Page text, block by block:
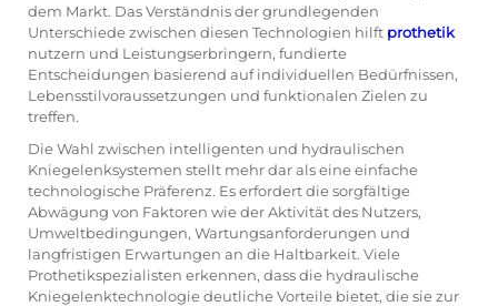
dem Markt. Das Verständnis der grundlegenden
Unterschiede zwischen diesen Technologien hilft prothetik
nutzern und Leistungserbringern, fundierte
Entscheidungen basierend auf individuellen Bedürfnissen,
Lebensstilvoraussetzungen und funktionalen Zielen zu
treffen.
Die Wahl zwischen intelligenten und hydraulischen
Kniegelenksystemen stellt mehr dar als eine einfache
technologische Präferenz. Es erfordert die sorgfältige
Abwägung von Faktoren wie der Aktivität des Nutzers,
Umweltbedingungen, Wartungsanforderungen und
langfristigen Erwartungen an die Haltbarkeit. Viele
Prothetikspezialisten erkennen, dass die hydraulische
Kniegelenktechnologie deutliche Vorteile bietet, die sie zur